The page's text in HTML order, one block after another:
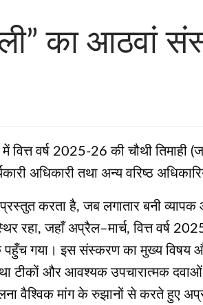
का आठवां
वर्ष 2025-26 की चौथी तिमाही
अधिकारी तथा अन्य वरिष्ठ
करता है, जब लगातार बनी
रहा, जहाँ अप्रैल–मार्च, वित्त वर्ष
पहुँच गया। इस संस्करण का मुख्य विषय
टीकों और आवश्यक उपचारात्मक
वैश्विक मांग के रुझानों से करते हुए